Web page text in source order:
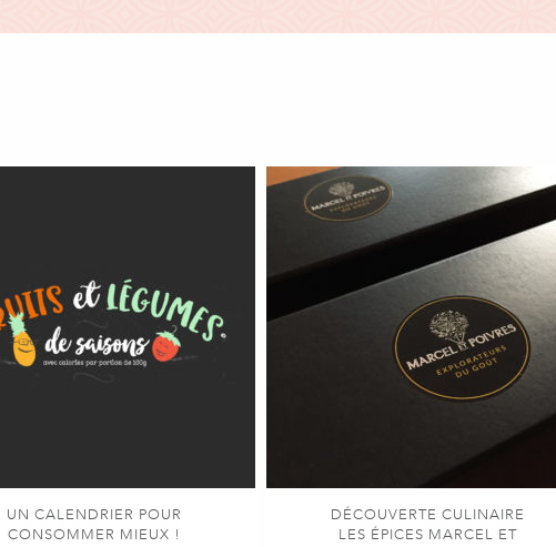
UN CALENDRIER POUR
CONSOMMER MIEUX !
DÉCOUVERTE CULINAIRE
LES ÉPICES MARCEL ET